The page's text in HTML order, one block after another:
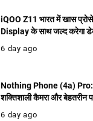
iQOO Z11 भारत में खास
Display के साथ जल्द करेगा
6 day ago
Nothing Phone (4a) Pro:
शक्तिशाली कैमरा और बेहतरीन
रेंज में धमाल मचाने को तैयार
6 day ago